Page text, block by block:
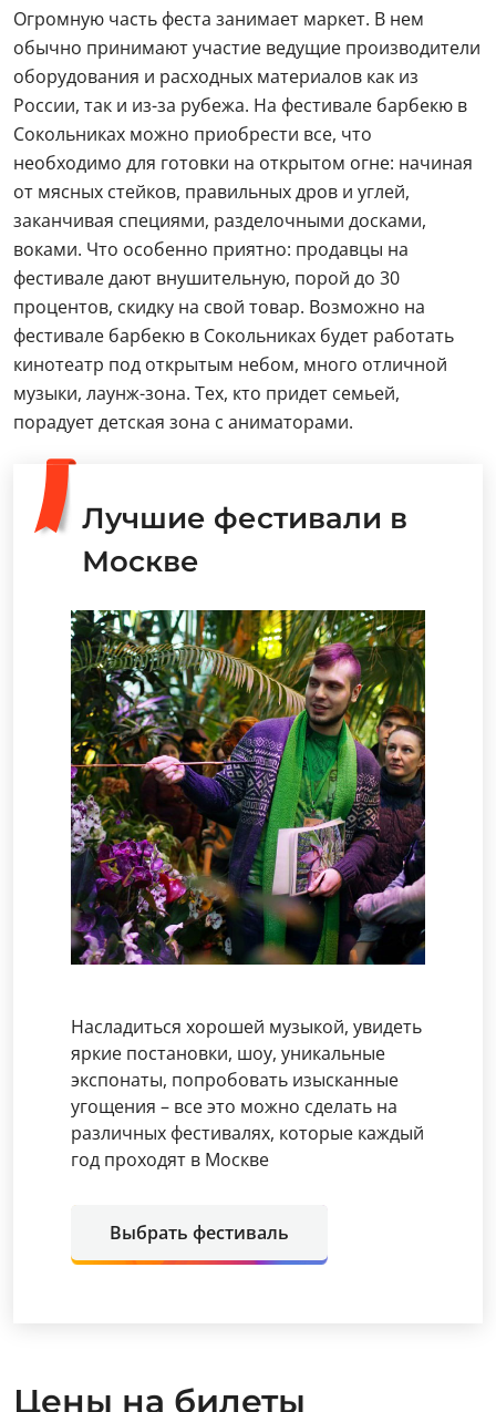
Огромную часть феста занимает маркет. В нем
обычно принимают участие ведущие производители
оборудования и расходных материалов как из
России, так и из-за рубежа. На фестивале барбекю в
Сокольниках можно приобрести все, что
необходимо для готовки на открытом огне: начиная
от мясных стейков, правильных дров и углей,
заканчивая специями, разделочными досками,
воками. Что особенно приятно: продавцы на
фестивале дают внушительную, порой до 30
процентов, скидку на свой товар. Возможно на
фестивале барбекю в Сокольниках будет работать
кинотеатр под открытым небом, много отличной
музыки, лаунж-зона. Тех, кто придет семьей,
порадует детская зона с аниматорами.
Лучшие фестивали в
Москве
Насладиться хорошей музыкой, увидеть
яркие постановки, шоу, уникальные
экспонаты, попробовать изысканные
угощения – все это можно сделать на
различных фестивалях, которые каждый
год проходят в Москве
Выбрать фестиваль
Цены на билеты